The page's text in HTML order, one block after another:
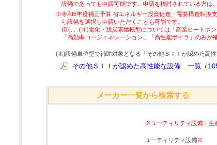
設備であっても申請可能です。申請を検討されている方は
※令和6年度補正予算 省エネルギー投資促進・需要構造転
ら設備を選択し申請いただくことも可能です。
但し、(Ⅱ)電化・脱炭素燃転型については「産業ヒートポ
「高効率コージェネレーション」「高性能ボイラ」のみが
(Ⅲ)設備単位型で補助対象となる「その他ＳＩＩが認めた高
その他ＳＩＩが認めた高性能な設備 一覧（
メーカー一覧から検索する
※ユーティリティ設備・生
ユーティリティ設備※